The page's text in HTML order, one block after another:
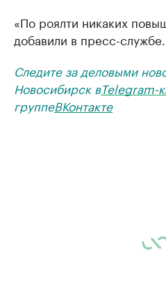
«По роялти никаких
добавили в пресс-службе.
Следите за деловыми
Новосибирск вTelegram-
группеВКонтакте